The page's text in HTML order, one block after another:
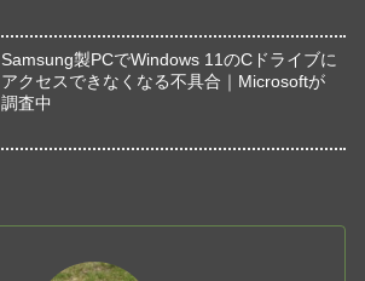
Samsung製PCでWindows 11のCドライブに
アクセスできなくなる不具合｜Microsoftが
調査中